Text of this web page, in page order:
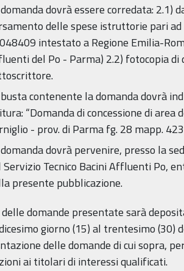
dovrà essere corredata: 2.1)
delle spese istruttorie pari ad
intestato a Regione Emilia-
del Po - Parma) 2.2) fotocopia
contenente la domanda dovrà
“Domanda di concessione di area
- prov. di Parma fg. 28 mapp.
dovrà pervenire, presso la
Servizio Tecnico Bacini Affluenti Po,
presente pubblicazione.
delle domande presentate sarà
giorno (15) al trentesimo (30)
delle domande di cui sopra,
ai titolari di interessi qualificati.